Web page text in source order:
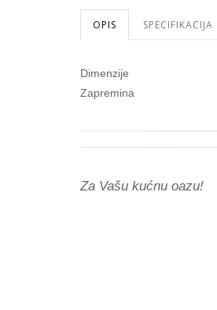
OPIS SPECIFIKACIJA
Dimenzije
Zapremina
Za Vašu kućnu oazu!